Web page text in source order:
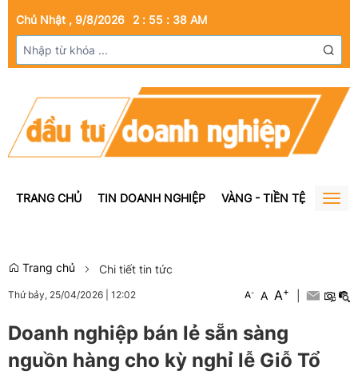
Chủ Nhật , 9/8/2026 2 : 55 : 39 AM
TRANG CHỦ TIN DOANH NGHIỆP VÀNG - TIỀN TỆ BẤT
Trang chủ Chi tiết tin tức
Thứ bảy, 25/04/2026 12:02 A- A A+
Doanh nghiệp bán lẻ sẵn sàng
nguồn hàng cho kỳ nghỉ lễ Giỗ Tổ